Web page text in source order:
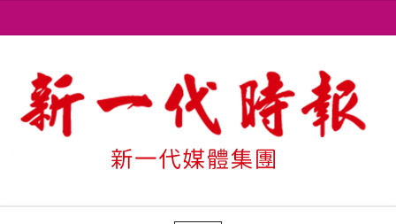
to